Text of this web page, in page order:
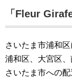
「Fleur
さいたま市浦和
浦和区、大宮区、
さいたま市への